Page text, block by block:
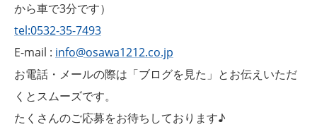
から車で3分です）
tel:0532-35-7493
E-mail : info@osawa1212.co.jp
お電話・メールの際は「ブログを見た」とお伝えいただ
くとスムーズです。
たくさんのご応募をお待ちしております♪